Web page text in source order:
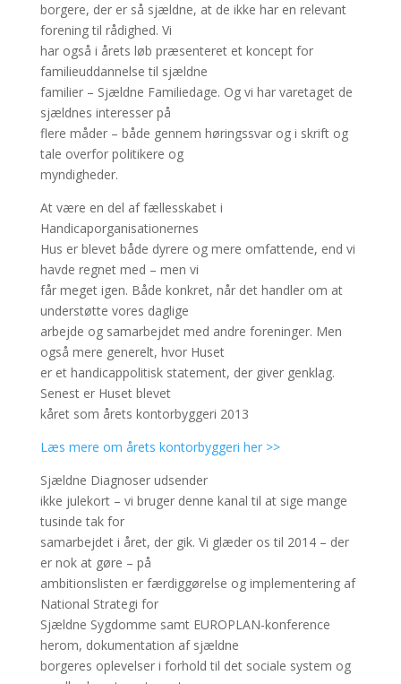
borgere, der er så sjældne, at de ikke har en relevant
forening til rådighed. Vi
har også i årets løb præsenteret et koncept for
familieuddannelse til sjældne
familier – Sjældne Familiedage. Og vi har varetaget de
sjældnes interesser på
flere måder – både gennem høringssvar og i skrift og
tale overfor politikere og
myndigheder.
At være en del af fællesskabet i
Handicaporganisationernes
Hus er blevet både dyrere og mere omfattende, end vi
havde regnet med – men vi
får meget igen. Både konkret, når det handler om at
understøtte vores daglige
arbejde og samarbejdet med andre foreninger. Men
også mere generelt, hvor Huset
er et handicappolitisk statement, der giver genklag.
Senest er Huset blevet
kåret som årets kontorbyggeri 2013
Læs mere om årets kontorbyggeri her >>
Sjældne Diagnoser udsender
ikke julekort – vi bruger denne kanal til at sige mange
tusinde tak for
samarbejdet i året, der gik. Vi glæder os til 2014 – der
er nok at gøre – på
ambitionslisten er færdiggørelse og implementering af
National Strategi for
Sjældne Sygdomme samt EUROPLAN-konference
herom, dokumentation af sjældne
borgeres oplevelser i forhold til det sociale system og